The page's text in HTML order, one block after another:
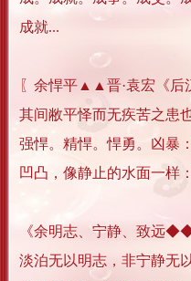
成就...
〖余悍平▲▲晋·袁宏《后
其间敝平怿而无疾苦之
强悍。精悍。悍勇。凶暴
凹凸，像静止的水面一样
《余明志、宁静、致远
淡泊无以明志，非宁静